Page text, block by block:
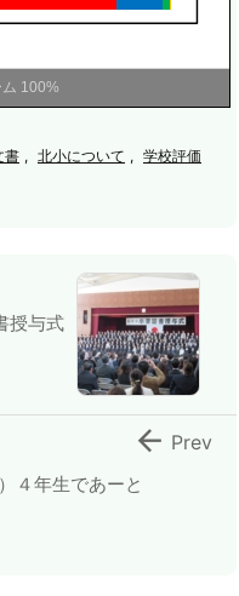
100%
書 , 北小について , 学校評価
授与式
４年生であーと
 Prev